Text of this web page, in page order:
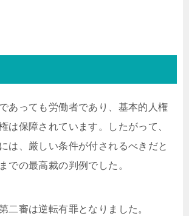
あっても労働者であり、基本的人権
は保障されています。したがって、
は、厳しい条件が付されるべきだと
での最高裁の判例でした。
二審は逆転有罪となりました。